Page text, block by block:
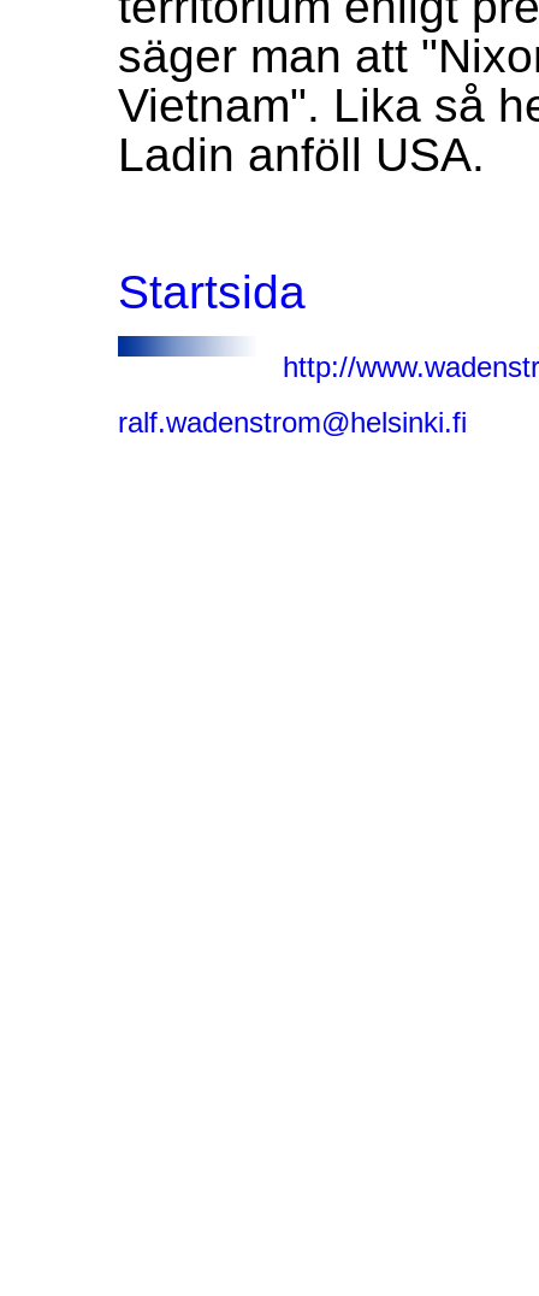
säger man att
Vietnam". Lika så
Ladin anföll USA.
Startsida
http://
ralf.wadenstrom@helsinki.fi